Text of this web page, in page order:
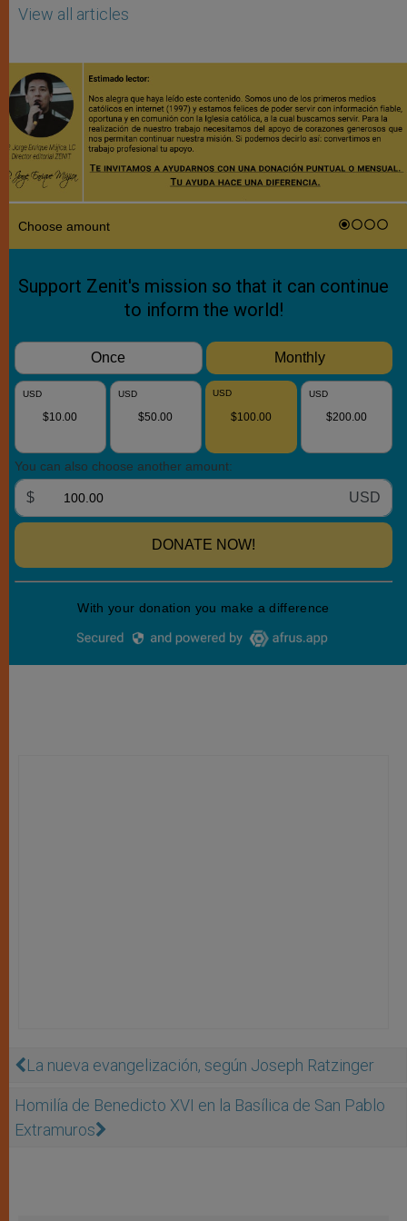
View all articles
La nueva evangelización, según Joseph Ratzinger
Homilía de Benedicto XVI en la Basílica de San Pablo
Extramuros